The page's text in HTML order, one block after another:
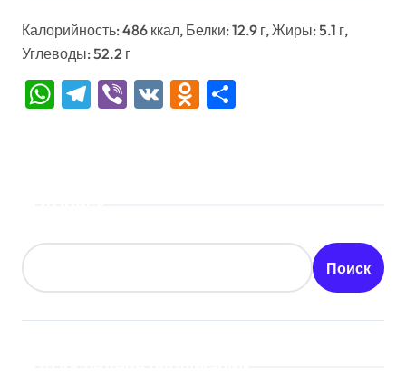
Калорийность: 486 ккал, Белки: 12.9 г, Жиры: 5.1 г,
Углеводы: 52.2 г
WhatsApp
Telegram
Viber
VK Odnoklassniki
Поиск